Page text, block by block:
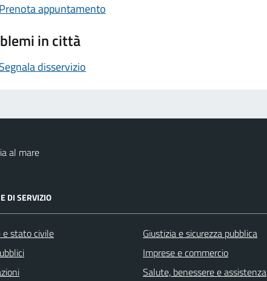
appuntamento
in città
disservizio
al mare
DI SERVIZIO
e stato civile
Giustizia e sicurezza pubblica
Imprese e commercio
Salute, benessere e assistenza